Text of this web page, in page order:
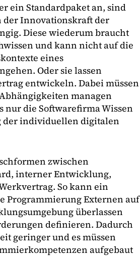
ein Standardpaket an, sind
der Innovationskraft der
Diese wiederum braucht
und kann nicht auf die
eines
Oder sie lassen
entwickeln. Dabei müssen
managen
nur die Softwarefirma Wissen
der individuellen digitalen
zwischen
interner Entwicklung,
So kann ein
Programmierung Externen auf
überlassen
definieren. Dadurch
geringer und es müssen
aufgebaut